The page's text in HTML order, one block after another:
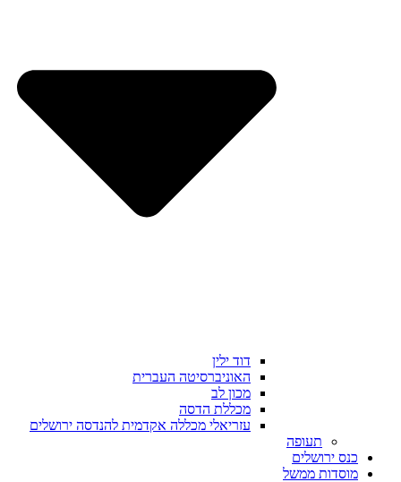
דוד ילין
האוניברסיטה העברית
מכון לב
מכללת הדסה
עזריאלי מכללה אקדמית להנדסה ירושלים
תעופה
כנס ירושלים
מוסדות ממשל